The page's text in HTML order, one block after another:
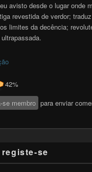
avisto desde o lugar onde
revestida de verdor;
limites da decência;
42%
se membro para enviar
se